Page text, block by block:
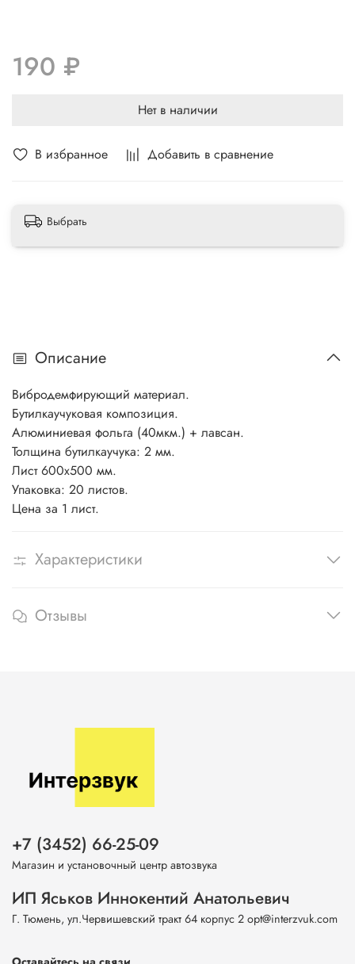
В избранное Добавить в сравнение
190 ₽
Нет в наличии
Выбрать
Описание
Вибродемфирующий материал.
Бутилкаучуковая композиция.
Алюминиевая фольга (40мкм.) + лавсан.
Толщина бутилкаучука: 2 мм.
Лист 600х500 мм.
Упаковка: 20 листов.
Цена за 1 лист.
Характеристики
Отзывы
+7 (3452) 66-25-09
Магазин и установочный центр автозвука
ИП Яськов Иннокентий Анатольевич
Г. Тюмень, ул.Червишевский тракт 64 корпус 2 opt@interzvuk.com